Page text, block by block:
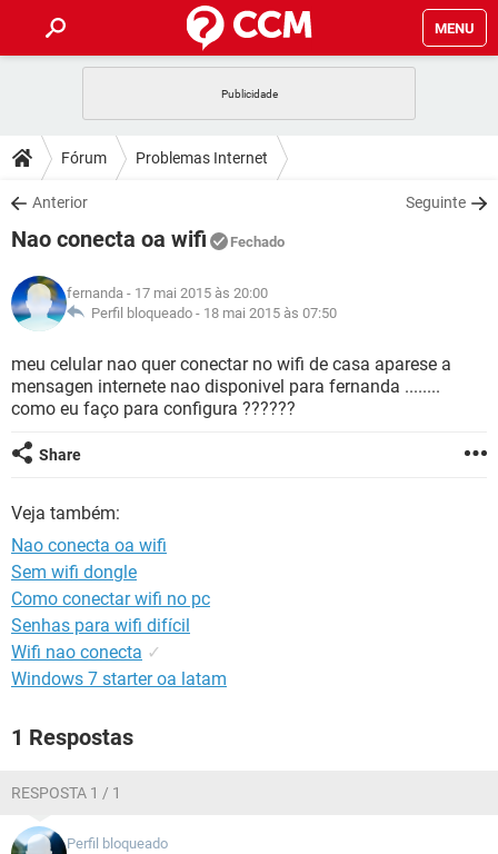
MENU
CELULAR FACEBOOK
OUTLOOK
INSTAGRAM GMAIL
GUIA DE COMPRAS
DICAS
JOGOS WHATSAPP
INSTAGRAM GMAIL
GUIA DE COMPRAS
DOWNLOADS
JOGOS WHATSAPP
CELULAR
OUTLOOK EXCEL
INSTAGRAM GMAIL
GUIA DE COMPRAS
JOGOS WHATSAPP
CELULAR
OUTLOOK EXCEL
INSTAGRAM GMAIL
GUIA DE COMPRAS
GLOSSÁRIO
WHATSAPP
CELULAR FACEBOOK
INSTAGRAM
GUIA DE COMPRAS
Fórum Problemas Internet
Anterior Seguinte
Nao conecta oa wifi Fechado
fernanda - 17 mai 2015 às 20:00
Perfil bloqueado - 18 mai 2015 às 07:50
meu celular nao quer conectar no wifi de casa aparese a
mensagen internete nao disponivel para fernanda ........
como eu faço para configura ??????
Share
Veja também:
Nao conecta oa wifi
Sem wifi dongle
Como conectar wifi no pc
Senhas para wifi difícil
Wifi nao conecta ✓
Windows 7 starter oa latam
1 Respostas
RESPOSTA 1 / 1
Perfil bloqueado